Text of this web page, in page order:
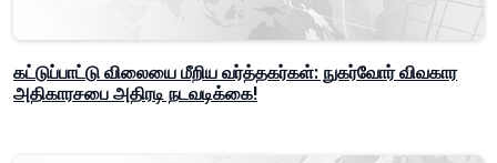
கட்டுப்பாட்டு விலையை மீறிய வர்த்தகர்கள்: நுகர்வோர் விவகார
அதிகாரசபை அதிரடி நடவடிக்கை!